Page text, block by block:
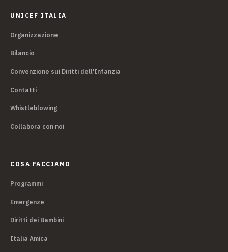
UNICEF ITALIA
Organizzazione
Bilancio
Convenzione sui Diritti dell'Infanzia
Contatti
Whistleblowing
Collabora con noi
COSA FACCIAMO
Programmi
Emergenze
Diritti dei Bambini
Italia Amica